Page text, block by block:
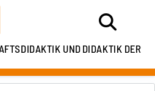
UNDDIDAKTIK DER